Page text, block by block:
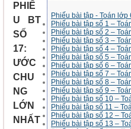
Phiếu bài tập - Toán lớp
Phiếu bài tập số 1 –
Phiếu bài tập số 2 –
Phiếu bài tập số 3 –
Phiếu bài tập số 4 –
Phiếu bài tập số 5 –
Phiếu bài tập số 6 –
Phiếu bài tập số 7 –
Phiếu bài tập số 8 –
Phiếu bài tập số 9 –
Phiếu bài tập số 10 –
Phiếu bài tập số 11 –
Phiếu bài tập số 12 –
Phiếu bài tập số 13 –
PHIẾ
U BT
SỐ
17:
ƯỚC
CHU
NG
LỚN
NHẤT